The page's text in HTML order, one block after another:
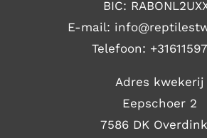
BIC:
E-mail: i
Telefoon:
Adres kwekerij
Eepschoer 2
7586 DK